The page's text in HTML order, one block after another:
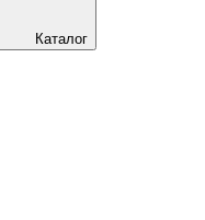
Каталог